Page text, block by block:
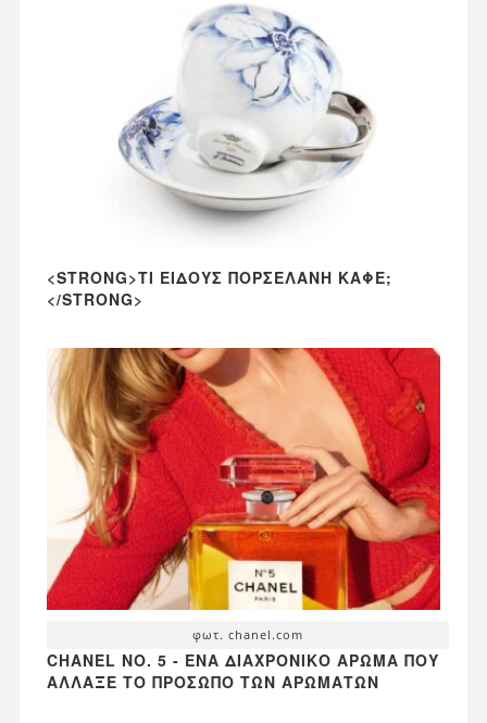
<STRONG>ΤΙ ΕΊΔΟΥΣ ΠΟΡΣΕΛΆΝΗ ΚΑΦΈ;
</STRONG>
φωτ. chanel.com
CHANEL NO. 5 - ΈΝΑ ΔΙΑΧΡΟΝΙΚΌ ΆΡΩΜΑ ΠΟΥ
ΆΛΛΑΞΕ ΤΟ ΠΡΌΣΩΠΟ ΤΩΝ ΑΡΩΜΆΤΩΝ